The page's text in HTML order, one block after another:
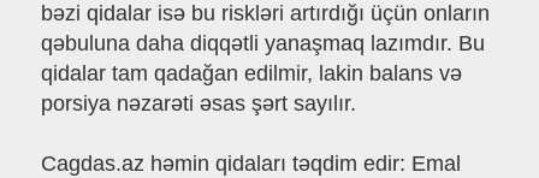
bəzi qidalar isə bu riskləri artırdığı üçün onların
qəbuluna daha diqqətli yanaşmaq lazımdır. Bu
qidalar tam qadağan edilmir, lakin balans və
porsiya nəzarəti əsas şərt sayılır.
Cagdas.az həmin qidaları təqdim edir: Emal